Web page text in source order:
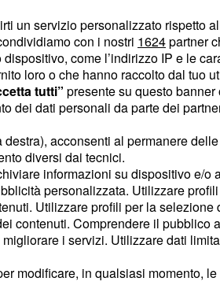
un servizio personalizzato rispetto
con i nostri 1624partner
come l’indirizzo IP e le
loro o che hanno raccolto dal tuo
tutti” presente su questo
dei dati personali da parte dei
destra), acconsenti al permanere
diversi dai tecnici.
informazioni su dispositivo e/o
personalizzata. Utilizzare
Utilizzare profili per la selezione
contenuti. Comprendere il pubblico
i servizi. Utilizzare dati
modificare, in qualsiasi momento,